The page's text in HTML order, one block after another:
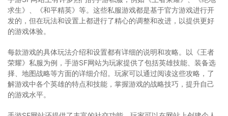
求生》、《和平精英》等。这些私服游戏都是基于官方游戏进行开
发的，但在玩法和设置上都进行了精心的调整和改进，以提供更好
的游戏体验。
每款游戏的具体玩法介绍和设置都有详细的说明和攻略。以《王者
荣耀》私服为例，手游SF网站为玩家提供了包括英雄技能、装备选
择、地图战略等方面的详细介绍。玩家可以通过阅读这些攻略，了
解游戏中各个英雄的特点和技能，掌握游戏的战略技巧，提升自己
的游戏水平。